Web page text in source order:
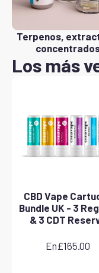
Terpenos,
Los más
CBD Vape
Bundle UK - 3
& 3 CDT
En£165.00